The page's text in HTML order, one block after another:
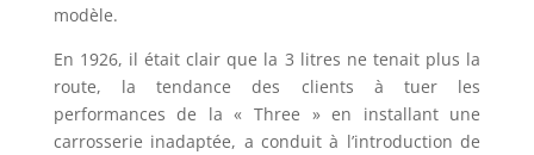
modèle.
En 1926, il était clair que la 3 litres ne tenait plus la
route, la tendance des clients à tuer les
performances de la « Three » en installant une
carrosserie inadaptée, a conduit à l’introduction de